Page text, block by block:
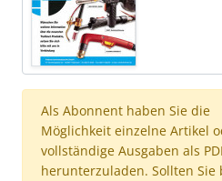
Als Abonnent haben Sie die
Möglichkeit einzelne Artikel
vollständige Ausgaben als
herunterzuladen. Sollten Sie